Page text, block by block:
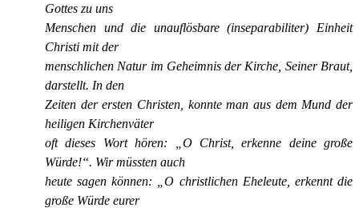
Gottes zu uns
Menschen und die unauflösbare (inseparabiliter) Einheit
Christi mit der
menschlichen Natur im Geheimnis der Kirche, Seiner Braut,
darstellt. In den
Zeiten der ersten Christen, konnte man aus dem Mund der
heiligen Kirchenväter
oft dieses Wort hören: „O Christ, erkenne deine große
Würde!“. Wir müssten auch
heute sagen können: „O christlichen Eheleute, erkennt die
große Würde eurer